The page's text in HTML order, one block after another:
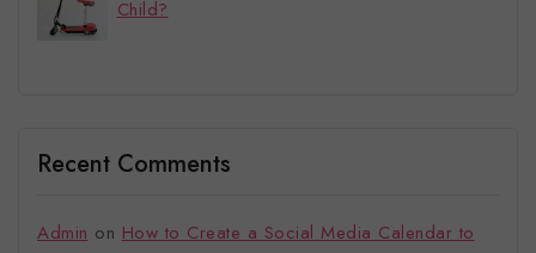
Child?
Recent Comments
Admin on How to Create a Social Media Calendar to